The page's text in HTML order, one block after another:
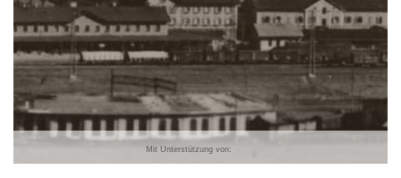
Mit Unterstützung von: